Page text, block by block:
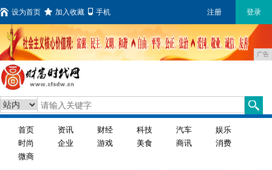
设为首页 加入收藏 手机 注册 登录
广告
首页 资讯 财经 科技 汽车
娱乐
时尚
企业 游戏 美食 商讯
消费
微商